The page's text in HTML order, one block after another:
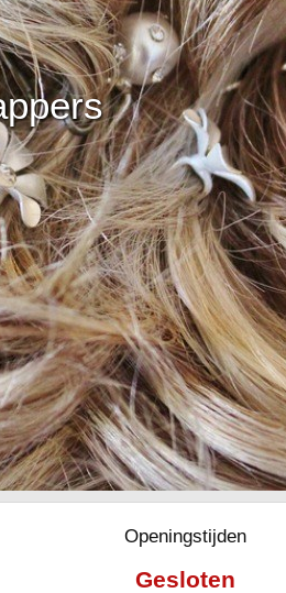
Openingstijden
Gesloten